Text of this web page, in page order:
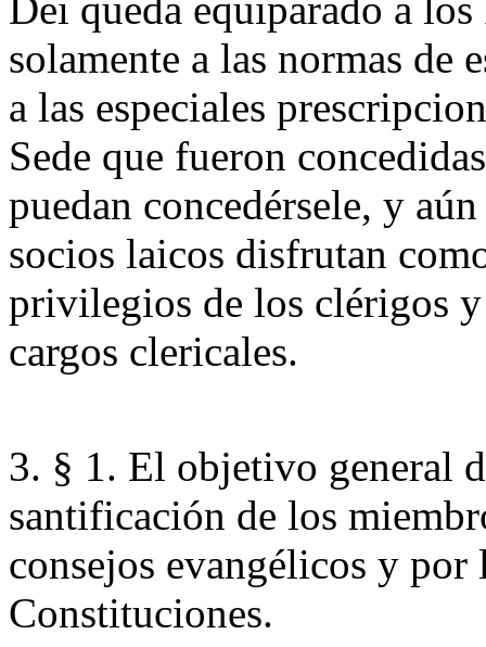
Dei queda equiparado a
solamente a las normas de
a las especiales
Sede que fueron
puedan concedérsele, y
socios laicos disfrutan
privilegios de los clérigos
cargos clericales.
3. § 1. El objetivo general
santificación de los
consejos evangélicos y por
Constituciones.